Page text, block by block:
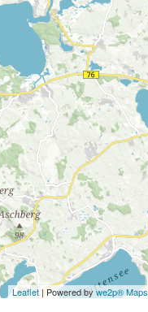
Leaflet | Powered bywe2p® Maps